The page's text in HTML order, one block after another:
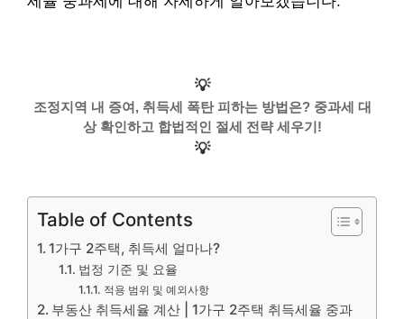
💡
조정지역 내 증여, 취득세 폭탄 피하는 방법은? 중과세 대
상 확인하고 합법적인 절세 전략 세우기!
💡
Table of Contents
1가구 2주택, 취득세 얼마나?
법정 기준 및 요율
적용 범위 및 예외사항
부동산 취득세율 계산 | 1가구 2주택 취득세율 중과